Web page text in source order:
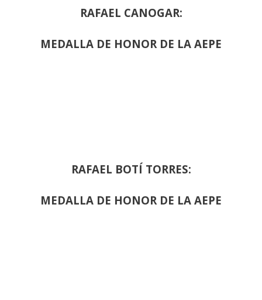
RAFAEL CANOGAR:
MEDALLA DE HONOR DE LA AEPE
RAFAEL BOTÍ TORRES:
MEDALLA DE HONOR DE LA AEPE